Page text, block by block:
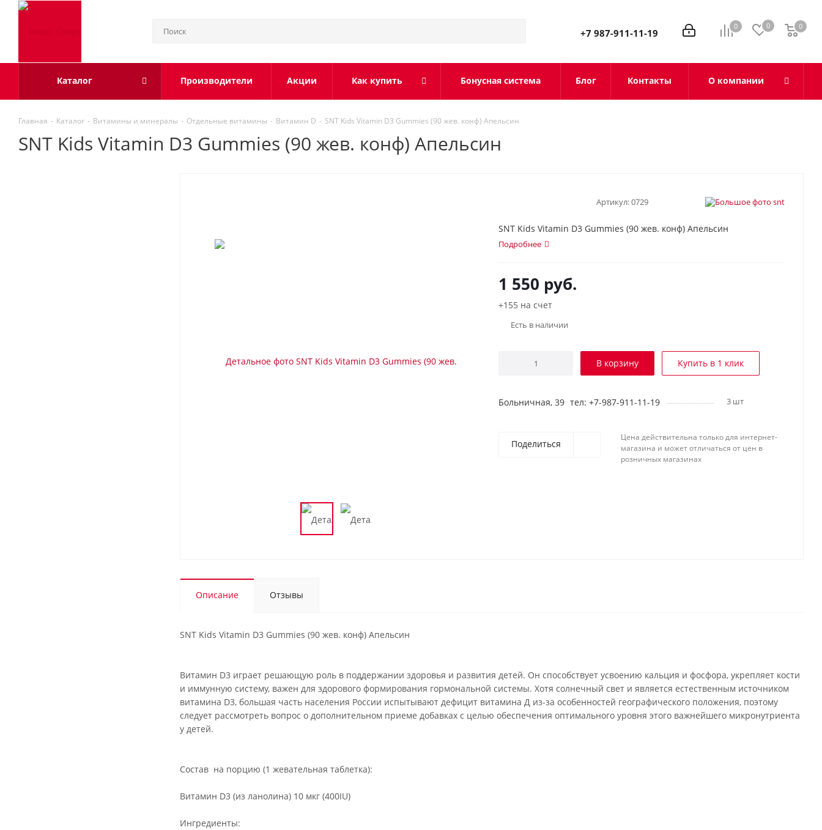
0 0 0
0
+7 987-911-11-19
Каталог Производители Акции Как купить Бонусная система Блог Контакты О компании
Главная - Каталог - Витамины и минералы - Отдельные витамины - Витамин D - SNT Kids Vitamin D3 Gummies (90 жев. конф) Апельсин
SNT Kids Vitamin D3 Gummies (90 жев. конф) Апельсин
Артикул:0729
SNT Kids Vitamin D3 Gummies (90 жев. конф) Апельсин
Подробнее
1 550 руб.
+155 на счет
Есть в наличии
В корзину Купить в 1 клик
Больничная, 39 тел: +7-987-911-11-19 3 шт
Поделиться
Цена действительна только для интернет-
магазина и может отличаться от цен в
розничных магазинах
Описание Отзывы
SNT Kids Vitamin D3 Gummies (90 жев. конф) Апельсин
Витамин D3 играет решающую роль в поддержании здоровья и развития детей. Он способствует усвоению кальция и фосфора, укрепляет кости
и иммунную систему, важен для здорового формирования гормональной системы. Хотя солнечный свет и является естественным источником
витамина D3, большая часть населения России испытывают дефицит витамина Д из-за особенностей географического положения, поэтому
следует рассмотреть вопрос о дополнительном приеме добавках с целью обеспечения оптимального уровня этого важнейшего микронутриента
у детей.
Состав на порцию (1 жевательная таблетка):
Витамин D3 (из ланолина) 10 мкг (400IU)
Ингредиенты: